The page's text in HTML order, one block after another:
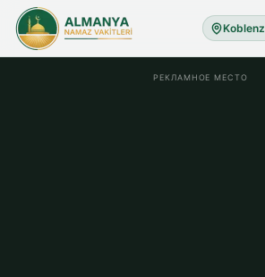
Koblenz
РЕКЛАМНОЕ МЕСТО